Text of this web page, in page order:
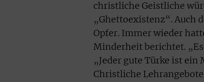
christliche Geistliche
„Ghettoexistenz“. Auch
Opfer. Immer wieder
Minderheit berichtet.
„Jeder gute Türke ist
Christliche